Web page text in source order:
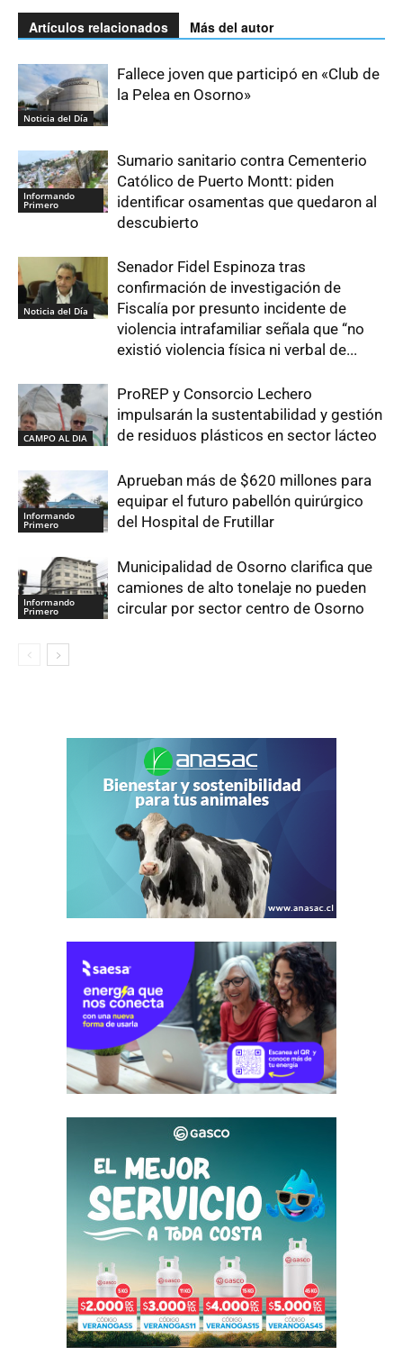
Artículos relacionados Más del autor
Noticia del Día
Fallece joven que participó en «Club de
la Pelea en Osorno»
Informando
Primero
Sumario sanitario contra Cementerio
Católico de Puerto Montt: piden
identificar osamentas que quedaron al
descubierto
Noticia del Día
Senador Fidel Espinoza tras
confirmación de investigación de
Fiscalía por presunto incidente de
violencia intrafamiliar señala que “no
existió violencia física ni verbal de...
CAMPO AL DIA
ProREP y Consorcio Lechero
impulsarán la sustentabilidad y gestión
de residuos plásticos en sector lácteo
Informando
Primero
Aprueban más de $620 millones para
equipar el futuro pabellón quirúrgico
del Hospital de Frutillar
Informando
Primero
Municipalidad de Osorno clarifica que
camiones de alto tonelaje no pueden
circular por sector centro de Osorno